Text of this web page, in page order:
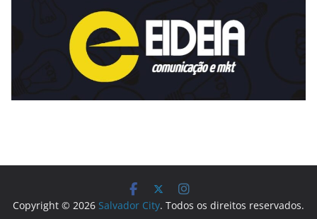
Copyright © 2026 Salvador City. Todos os direitos reservados.